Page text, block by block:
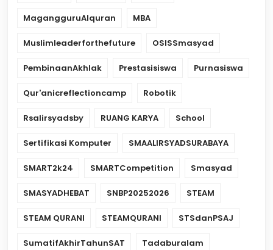
MagangguruAlquran MBA
Muslimleaderforthefuture OSISSmasyad
PembinaanAkhlak Prestasisiswa Purnasiswa
Qur'anicreflectioncamp Robotik
Rsalirsyadsby RUANG KARYA School
Sertifikasi Komputer SMAALIRSYADSURABAYA
SMART2k24 SMARTCompetition Smasyad
SMASYADHEBAT SNBP20252026 STEAM
STEAM QURANI STEAMQURANI STSdanPSAJ
SumatifAkhirTahunSAT Tadaburalam